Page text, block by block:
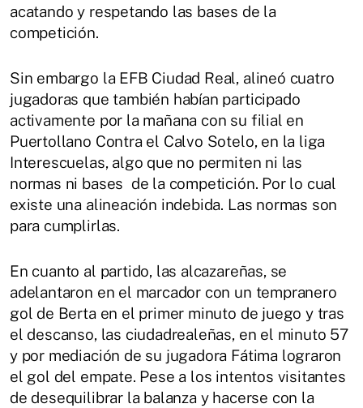
acatando y respetando las bases de la
competición.
Sin embargo la EFB Ciudad Real, alineó cuatro
jugadoras que también habían participado
activamente por la mañana con su filial en
Puertollano Contra el Calvo Sotelo, en la liga
Interescuelas, algo que no permiten ni las
normas ni bases de la competición. Por lo cual
existe una alineación indebida. Las normas son
para cumplirlas.
En cuanto al partido, las alcazareñas, se
adelantaron en el marcador con un tempranero
gol de Berta en el primer minuto de juego y tras
el descanso, las ciudadrealeñas, en el minuto 57
y por mediación de su jugadora Fátima lograron
el gol del empate. Pese a los intentos visitantes
de desequilibrar la balanza y hacerse con la